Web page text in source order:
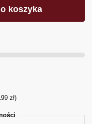
koszyka
zł)